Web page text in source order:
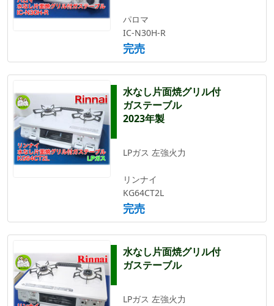
パロマ
IC-N30H-R
完売
水なし片面焼グリル付
ガステーブル
2023年製
LPガス 左強火力
リンナイ
KG64CT2L
完売
水なし片面焼グリル付
ガステーブル
LPガス 左強火力